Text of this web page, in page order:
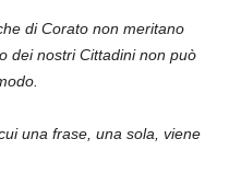
di Corato non meritano
dei nostri Cittadini non può
una frase, una sola, viene